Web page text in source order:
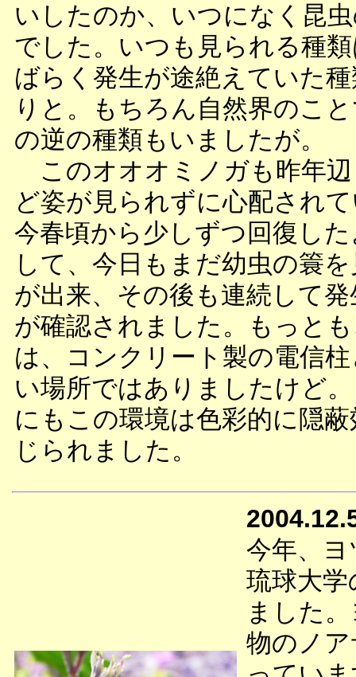
いしたのか、いつになく昆
でした。いつも見られる種
ばらく発生が途絶えていた
りと。もちろん自然界のこ
の逆の種類もいましたが。
このオオオミノガも昨年
ど姿が見られずに心配され
今春頃から少しずつ回復し
して、今日もまだ幼虫の簑
が出来、その後も連続して
が確認されました。もっと
は、コンクリート製の電信
い場所ではありましたけど
にもこの環境は色彩的に隠
じられました。
今年、
琉球大
ました
物のノ